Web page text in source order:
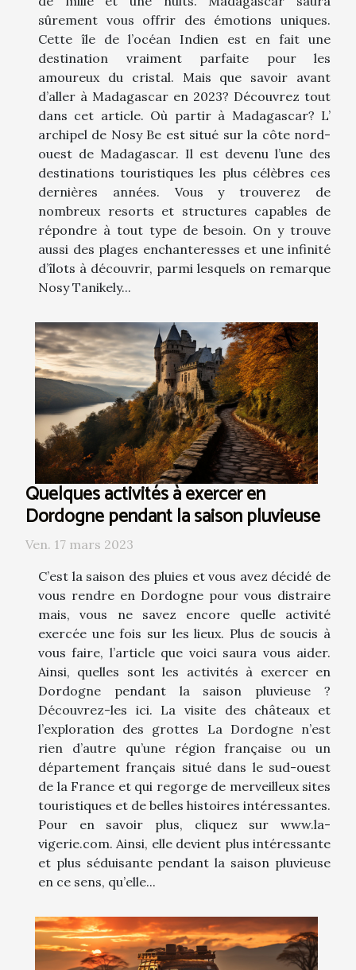
sûrement vous offrir des émotions uniques.
Cette île de l’océan Indien est en fait une
destination vraiment parfaite pour les
amoureux du cristal. Mais que savoir avant
d’aller à Madagascar en 2023? Découvrez tout
dans cet article. Où partir à Madagascar? L’
archipel de Nosy Be est situé sur la côte nord-
ouest de Madagascar. Il est devenu l’une des
destinations touristiques les plus célèbres ces
dernières années. Vous y trouverez de
nombreux resorts et structures capables de
répondre à tout type de besoin. On y trouve
aussi des plages enchanteresses et une infinité
d’îlots à découvrir, parmi lesquels on remarque
Nosy Tanikely...
Quelques activités à exercer en
Dordogne pendant la saison pluvieuse
Ven. 17 mars 2023
C’est la saison des pluies et vous avez décidé de
vous rendre en Dordogne pour vous distraire
mais, vous ne savez encore quelle activité
exercée une fois sur les lieux. Plus de soucis à
vous faire, l’article que voici saura vous aider.
Ainsi, quelles sont les activités à exercer en
Dordogne pendant la saison pluvieuse ?
Découvrez-les ici. La visite des châteaux et
l’exploration des grottes La Dordogne n’est
rien d’autre qu’une région française ou un
département français situé dans le sud-ouest
de la France et qui regorge de merveilleux sites
touristiques et de belles histoires intéressantes.
Pour en savoir plus, cliquez sur www.la-
vigerie.com. Ainsi, elle devient plus intéressante
et plus séduisante pendant la saison pluvieuse
en ce sens, qu’elle...